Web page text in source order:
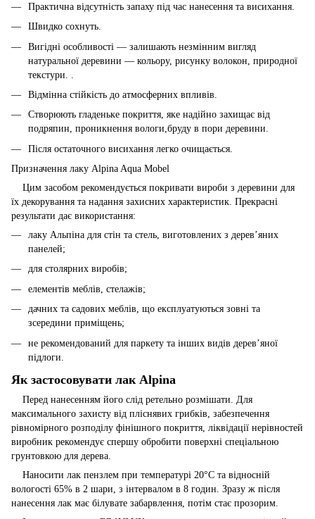
Практична відсутність запаху під час нанесення та висихання.
Швидко сохнуть.
Вигідні особливості — залишають незмінним вигляд
натуральної деревини — кольору, рисунку волокон, природної
текстури. .
Відмінна стійкість до атмосферних впливів.
Створюють гладеньке покриття, яке надійно захищає від
подряпин, проникнення вологи,бруду в пори деревини.
Після остаточного висихання легко очищається.
Призначення лаку Alpina Aqua Mobel
Цим засобом рекомендується покривати вироби з деревини для
їх декорування та надання захисних характеристик. Прекрасні
результати дає використання:
лаку Альпіна для стін та стель, виготовлених з дерев’яних
панелей;
для столярних виробів;
елементів меблів, стелажів;
дачних та садових меблів, що експлуатуються зовні та
зсередини приміщень;
не рекомендований для паркету та інших видів дерев’яної
підлоги.
Як застосовувати лак Alpina
Перед нанесенням його слід ретельно розмішати. Для
максимального захисту від пліснявих грибків, забезпечення
рівномірного розподілу фінішного покриття, ліквідації нерівностей
виробник рекомендує спершу обробити поверхні спеціальною
грунтовкою для дерева.
Наносити лак пензлем при температурі 20°С та відносній
вологості 65% в 2 шари, з інтервалом в 8 годин. Зразу ж після
нанесення лак має білувате забарвлення, потім стає прозорим.